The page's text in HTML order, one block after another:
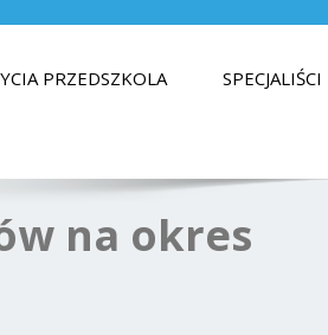
PRZEDSZKOLA
SPECJALIŚCI
na okres